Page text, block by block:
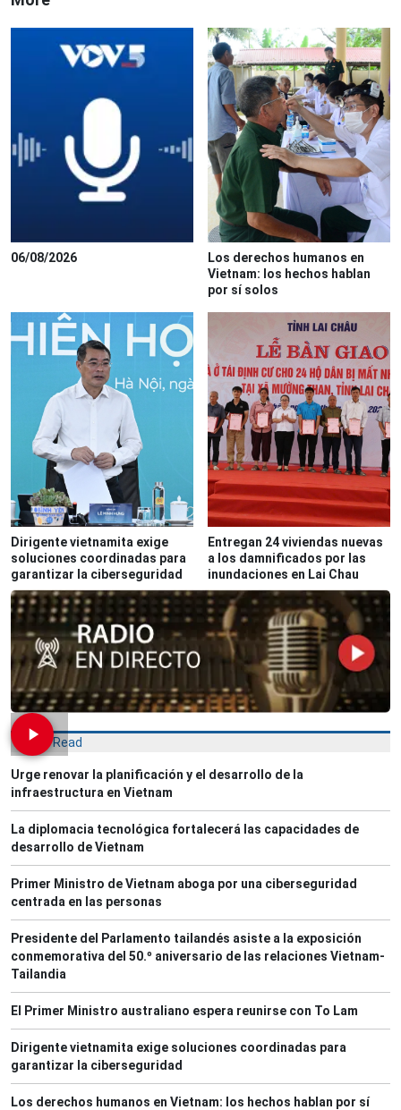
06/08/2026
Los derechos humanos en
Vietnam: los hechos hablan
por sí solos
Dirigente vietnamita exige
soluciones coordinadas para
garantizar la ciberseguridad
Entregan 24 viviendas nuevas
a los damnificados por las
inundaciones en Lai Chau
Most Read
Urge renovar la planificación y el desarrollo de la
infraestructura en Vietnam
La diplomacia tecnológica fortalecerá las capacidades de
desarrollo de Vietnam
Primer Ministro de Vietnam aboga por una ciberseguridad
centrada en las personas
Presidente del Parlamento tailandés asiste a la exposición
conmemorativa del 50.º aniversario de las relaciones Vietnam-
Tailandia
El Primer Ministro australiano espera reunirse con To Lam
Dirigente vietnamita exige soluciones coordinadas para
garantizar la ciberseguridad
Los derechos humanos en Vietnam: los hechos hablan por sí